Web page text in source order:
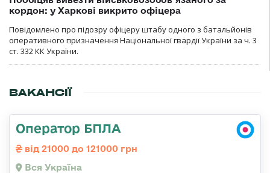
кордон: у Харкові викрито офіцера
Повідомлено про підозру офіцеру штабу одного з батальйонів
оперативного призначення Національної гвардії України за ч. 3
ст. 332 КК України.
ВАКАНСІЇ
Оператор БПЛА
від 21000 до 121000 грн
Вся Україна